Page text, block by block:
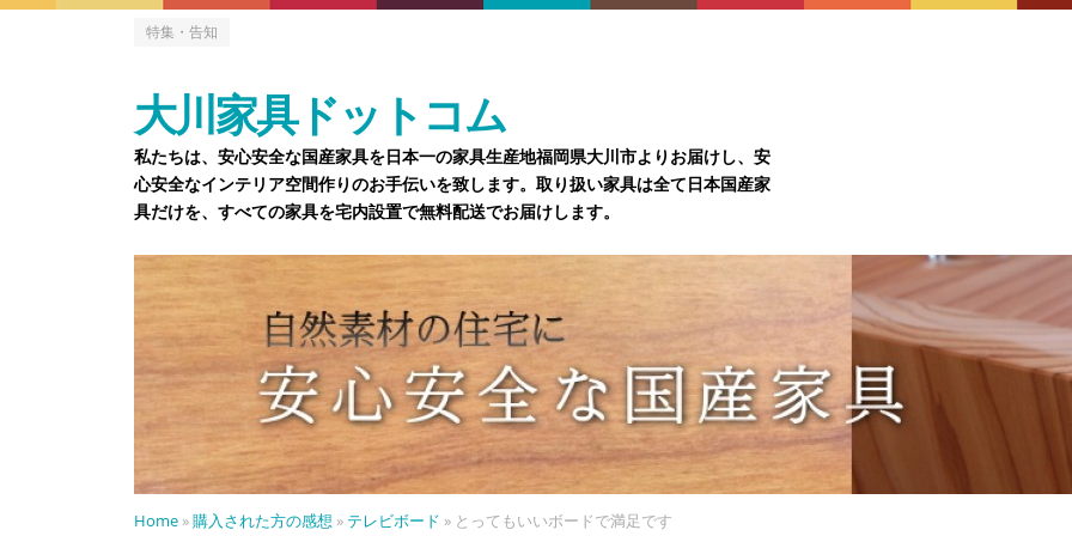
特集・告知
大川家具ドットコム
私たちは、安心安全な国産家具を日本一の家具生産地福岡県大川市よりお届けし、安
心安全なインテリア空間作りのお手伝いを致します。取り扱い家具は全て日本国産家
具だけを、すべての家具を宅内設置で無料配送でお届けします。
Home »購入された方の感想 » テレビボード » とってもいいボードで満足です